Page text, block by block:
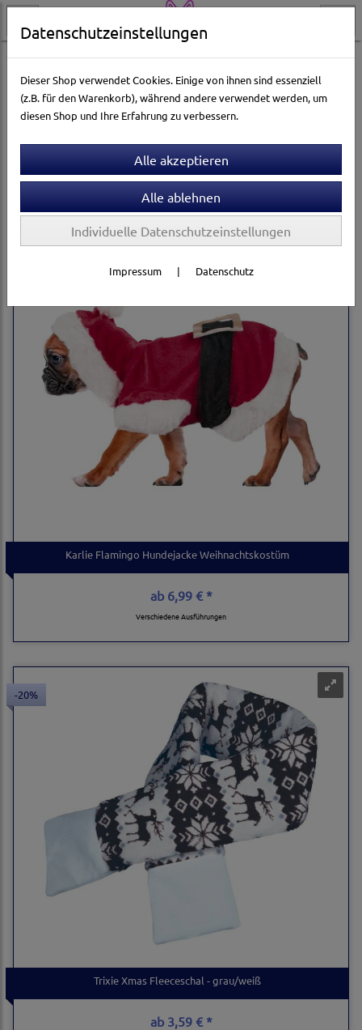
Hundewelt Hunde X-Mas
Sortierung wählen
Karlie Flamingo Hundejacke Weihnachtskostüm
ab6,99 € *
Verschiedene Ausführungen
-20%
Trixie Xmas Fleeceschal - grau/weiß
ab3,59 € *
Datenschutzeinstellungen
Dieser Shop verwendet Cookies. Einige von ihnen sind essenziell
(z.B. für den Warenkorb), während andere verwendet werden, um
diesen Shop und Ihre Erfahrung zu verbessern.
Individuelle Datenschutzeinstellungen
Impressum | Datenschutz